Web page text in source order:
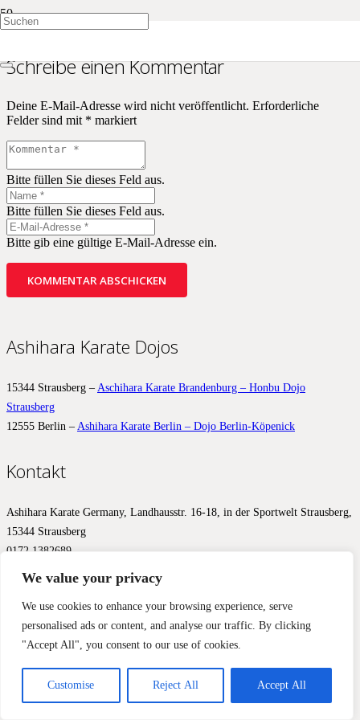
We value your privacy
We use cookies to enhance your browsing experience, serve
personalised ads or content, and analyse our traffic. By clicking
"Accept All", you consent to our use of cookies.
Customise Reject All Accept All
Schreibe einen Kommentar
Deine E-Mail-Adresse wird nicht veröffentlicht. Erforderliche
Felder sind mit * markiert
Bitte füllen Sie dieses Feld aus.
Bitte füllen Sie dieses Feld aus.
Bitte gib eine gültige E-Mail-Adresse ein.
KOMMENTAR ABSCHICKEN
Ashihara Karate Dojos
15344 Strausberg – Aschihara Karate Brandenburg – Honbu Dojo
Strausberg
12555 Berlin – Ashihara Karate Berlin – Dojo Berlin-Köpenick
Kontakt
Ashihara Karate Germany, Landhausstr. 16-18, in der Sportwelt Strausberg,
15344 Strausberg
0172 1382689
© 2017 – 2026 Ashihara.de – Impressum & Datenschutz
Diese Website benutzt Cookies, Google Analytics und Facebook
Pixels, um Ihnen ein optimales Ergebnis zu liefern. Wir aktivieren
diese Werkzeuge erst mit Ihrer Zustimmung. Einverstanden
Nein, nicht einverstanden
Mehr Informationen